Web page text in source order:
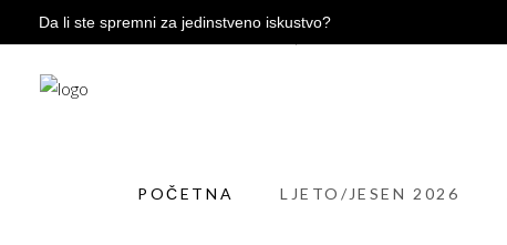
Da li ste spremni za jedinstveno iskustvo?
POČETNA LJETO/JESEN 2026